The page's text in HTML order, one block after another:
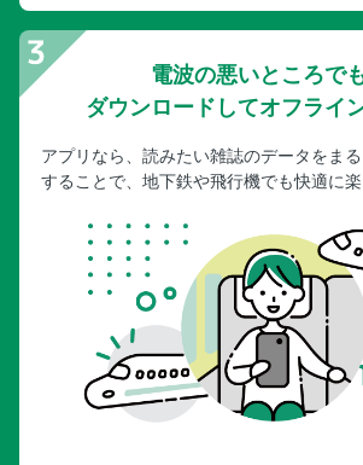
電波の悪いところで
ダウンロードしてオフライ
アプリなら、読みたい雑誌のデータをま
することで、地下鉄や飛行機でも快適に楽